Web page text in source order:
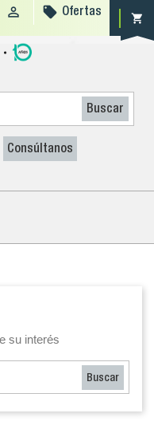
shopping_cart
  Ofertas
Buscar
Consúltanos
su interés
Buscar